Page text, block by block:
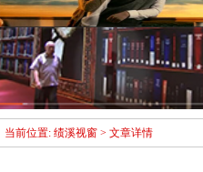
当前位置: 绩溪视窗 > 文章详情